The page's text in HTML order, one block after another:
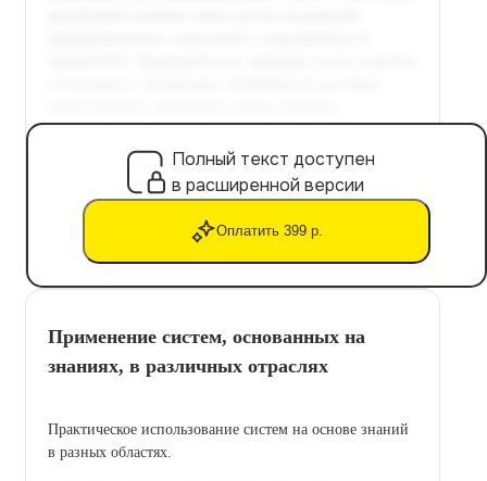
Полный текст доступен
в расширенной версии
Оплатить 399 р.
Применение систем, основанных на
знаниях, в различных отраслях
Практическое использование систем на основе знаний
в разных областях.